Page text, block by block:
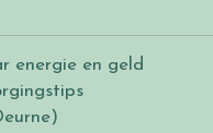
energie en geld